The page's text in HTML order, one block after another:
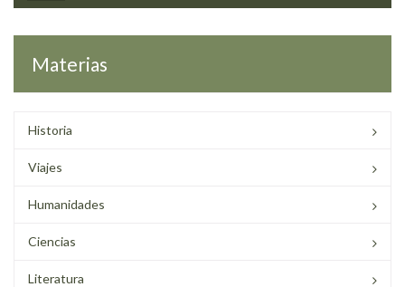
Materias
Historia
Viajes
Humanidades
Ciencias
Literatura